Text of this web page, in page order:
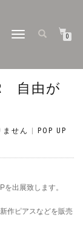
ナ
替
0
自由が
ません
POP UP
出展致します。
作ピアスなどを販売